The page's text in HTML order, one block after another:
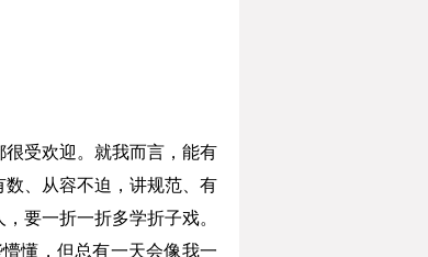
受欢迎。就我而言，能有
、从容不迫，讲规范、有
要一折一折多学折子戏。
懂，但总有一天会像我一